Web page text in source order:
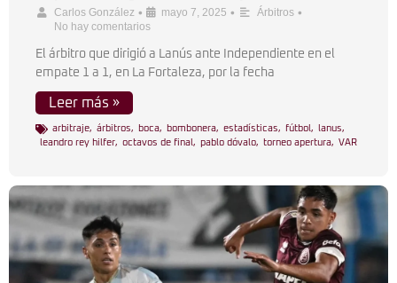
Carlos González • mayo 7, 2025 • Árbitros •
No hay comentarios
El árbitro que dirigió a Lanús ante Independiente en el
empate 1 a 1, en La Fortaleza, por la fecha
Leer más »
arbitraje, árbitros, boca, bombonera, estadísticas, fútbol , lanus,
leandro rey hilfer, octavos de final , pablo dóvalo, torneo apertura, VAR